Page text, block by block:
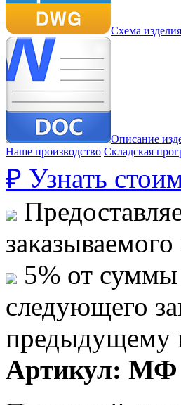
Схема изделия
Описание
Наше производство Складская
₽ Узнать
5% от
следующего
предыдущему
Артикул: МФ